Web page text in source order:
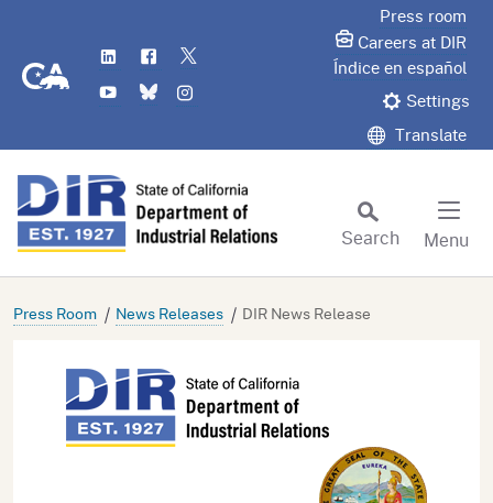
CA.gov
LinkedIn
Flickr
YouTube
Bluesky
Press room
Careers at DIR
Índice en español
Settings
Translate
Search
Menu
Press Room News Releases DIR News Release